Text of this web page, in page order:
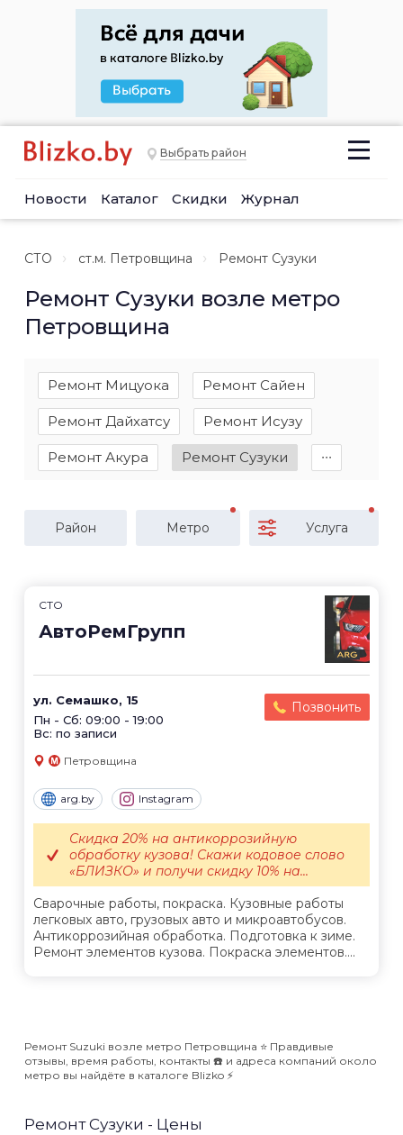
Выбрать район
Новости Каталог Скидки Журнал
СТО ст.м. Петровщина Ремонт Сузуки
Ремонт Сузуки возле метро
Петровщина
Ремонт Мицуока Ремонт Сайен
Ремонт Дайхатсу Ремонт Исузу
Ремонт Акура Ремонт Сузуки ∙∙∙
Район Метро Услуга
СТО
АвтоРемГрупп
ул. Семашко, 15
Пн - Сб: 09:00 - 19:00
Вс: по записи
Позвонить
Петровщина
arg.by Instagram
Сварочные работы, покраска. Кузовные работы
легковых авто, грузовых авто и микроавтобусов.
Антикоррозийная обработка. Подготовка к зиме.
Ремонт элементов кузова. Покраска элементов....
Скидка 20% на антикоррозийную
обработку кузова! Скажи кодовое слово
«БЛИЗКО» и получи скидку 10% на...
Ремонт Suzuki возле метро Петровщина ⭐️ Правдивые
отзывы, время работы, контакты ☎️ и адреса компаний около
метро вы найдёте в каталоге Blizko ⚡️
Ремонт Сузуки - Цены